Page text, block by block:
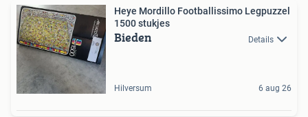
Heye Mordillo Footballissimo Legpuzzel
1500 stukjes
Bieden Details
Hilversum 6 aug 26